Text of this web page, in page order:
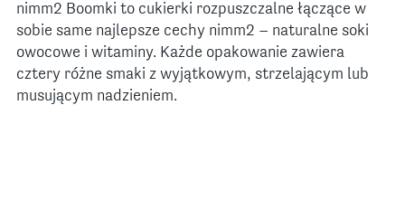
nimm2 Boomki to cukierki rozpuszczalne łączące w
sobie same najlepsze cechy nimm2 – naturalne soki
owocowe i witaminy. Każde opakowanie zawiera
cztery różne smaki z wyjątkowym, strzelającym lub
musującym nadzieniem.